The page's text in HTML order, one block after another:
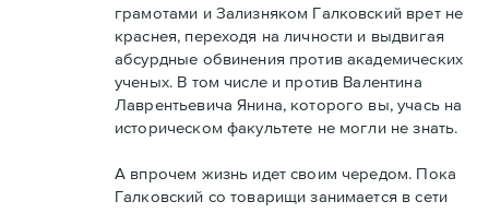
грамотами и Зализняком Галковский врет не
краснея, переходя на личности и выдвигая
абсурдные обвинения против академических
ученых. В том числе и против Валентина
Лаврентьевича Янина, которого вы, учась на
историческом факультете не могли не знать.
А впрочем жизнь идет своим чередом. Пока
Галковский со товарищи занимается в сети